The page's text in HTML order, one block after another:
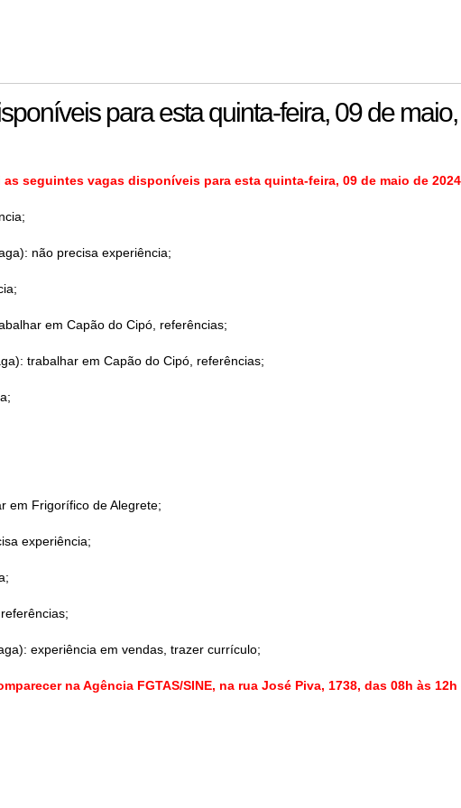
para esta quinta-feira, 09 de
as seguintes vagas disponíveis para esta quinta-feira, 09 de maio de
não precisa experiência;
em Capão do Cipó, referências;
trabalhar em Capão do Cipó, referências;
em Frigorífico de Alegrete;
experiência;
experiência em vendas, trazer currículo;
na Agência FGTAS/SINE, na rua José Piva, 1738, das 08h às